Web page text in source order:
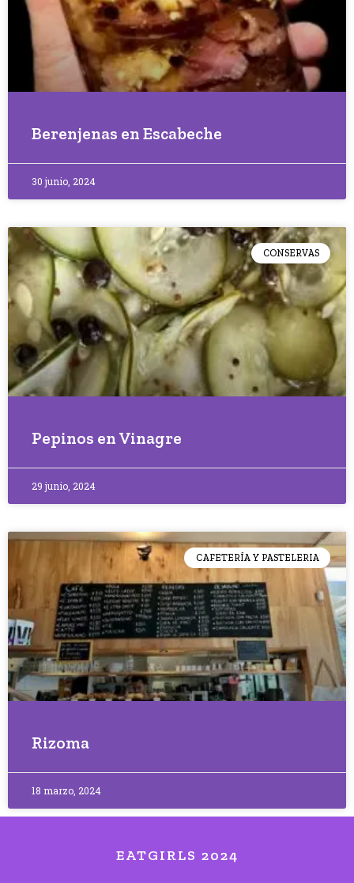
Berenjenas en Escabeche
30 junio, 2024
CONSERVAS
Pepinos en Vinagre
29 junio, 2024
CAFETERÍA Y PASTELERIA
Rizoma
18 marzo, 2024
EATGIRLS 2024